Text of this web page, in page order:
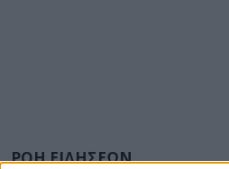
ΡΟΗ ΕΙΔΗΣΕΩΝ